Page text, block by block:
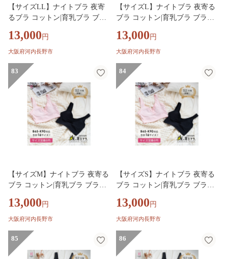
【サイズLL】ナイトブラ 夜寄
るブラ コットン|育乳ブラ ブラ
ヤーブラ ノンワイヤー バスト
アップ 綿 脇高ブラ 下着 ブラ
し 夜ブラ 夜用ブラ ナイトブラ
ジャー 補整 補正 ヘブンジャパ
ン HEAVEN Japan
13,000 円
大阪府河内長野市
【サイズL】ナイトブラ 夜寄る
ブラ コットン|育乳ブラ ブラジ
ーブラ ノンワイヤー バストア
ップ 綿 脇高ブラ 下着 ブラ 大
夜ブラ 夜用ブラ ナイトブラジ
ャー 補整 補正 ヘブンジャパン
HEAVEN Japan
13,000 円
大阪府河内長野市
83
【サイズM】ナイトブラ 夜寄る
ブラ コットン|育乳ブラ ブラジ
ーブラ ノンワイヤー バストア
ップ 綿 脇高ブラ 下着 ブラ 大
夜ブラ 夜用ブラ ナイトブラジ
ャー 補整 補正 ヘブンジャパン
13,000 円
大阪府河内長野市
84
【サイズS】ナイトブラ 夜寄る
ブラ コットン|育乳ブラ ブラジ
ーブラ ノンワイヤー バストア
ップ 綿 脇高ブラ 下着 ブラ 大
夜ブラ 夜用ブラ ナイトブラジ
ャー 補整 補正 ヘブンジャパン
13,000 円
大阪府河内長野市
85 86